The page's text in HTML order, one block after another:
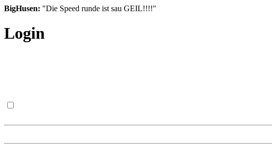
BigHusen: "Die Speed runde ist sau GEIL!!!!"
Login